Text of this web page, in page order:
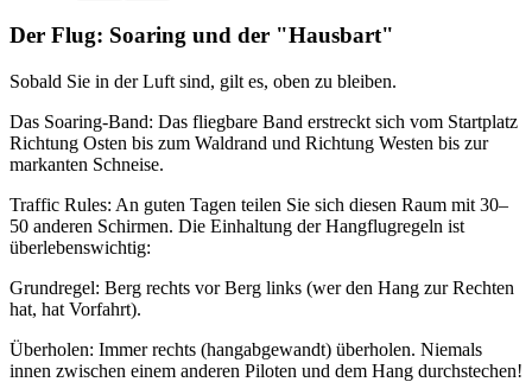
Der Flug: Soaring und der "Hausbart"
Sobald Sie in der Luft sind, gilt es, oben zu bleiben.
Das Soaring-Band: Das fliegbare Band erstreckt sich vom Startplatz
Richtung Osten bis zum Waldrand und Richtung Westen bis zur
markanten Schneise.
Traffic Rules: An guten Tagen teilen Sie sich diesen Raum mit 30–
50 anderen Schirmen. Die Einhaltung der Hangflugregeln ist
überlebenswichtig:
Grundregel: Berg rechts vor Berg links (wer den Hang zur Rechten
hat, hat Vorfahrt).
Überholen: Immer rechts (hangabgewandt) überholen. Niemals
innen zwischen einem anderen Piloten und dem Hang durchstechen!